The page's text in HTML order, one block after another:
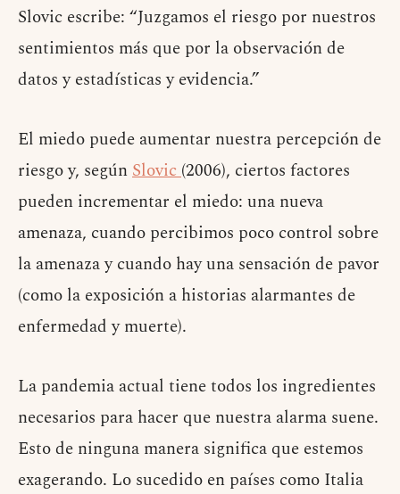
Slovic escribe: “Juzgamos el riesgo por nuestros
sentimientos más que por la observación de
datos y estadísticas y evidencia.”
El miedo puede aumentar nuestra percepción de
riesgo y, segúnSlovic(2006), ciertos factores
pueden incrementar el miedo: una nueva
amenaza, cuando percibimos poco control sobre
la amenaza y cuando hay una sensación de pavor
(como la exposición a historias alarmantes de
enfermedad y muerte).
La pandemia actual tiene todos los ingredientes
necesarios para hacer que nuestra alarma suene.
Esto de ninguna manera significa que estemos
exagerando. Lo sucedido en países como Italia